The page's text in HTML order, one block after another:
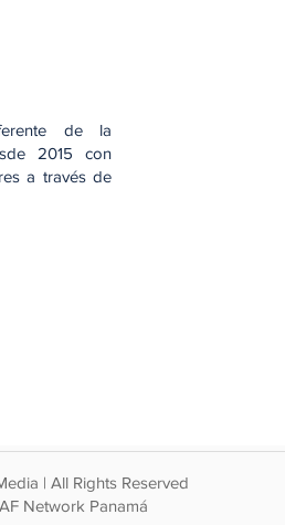
de la
2015 con
a través de
| All Rights Reserved
Network Panamá